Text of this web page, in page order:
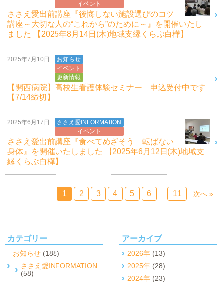
イベント
ささえ愛出前講座『後悔しない施設選びのコツ
講座～大切な人の“これから”のために～』を開催いたし
ました 【2025年8月14日(木)地域支縁くらぶ白樺】
2025年7月10日
お知らせ
イベント
更新情報
【開西病院】高校生看護体験セミナー 申込受付中です
【7/14締切】
2025年6月17日
ささえ愛INFORMATION
イベント
ささえ愛出前講座『食べてめざそう 転ばない
身体』を開催いたしました 【2025年6月12日(木)地域支
縁くらぶ白樺】
1 2 3 4 5 6 … 11 次へ »
カテゴリー
お知らせ (188)
ささえ愛INFORMATION
(58)
アーカイブ
2026年 (13)
2025年 (28)
2024年 (23)